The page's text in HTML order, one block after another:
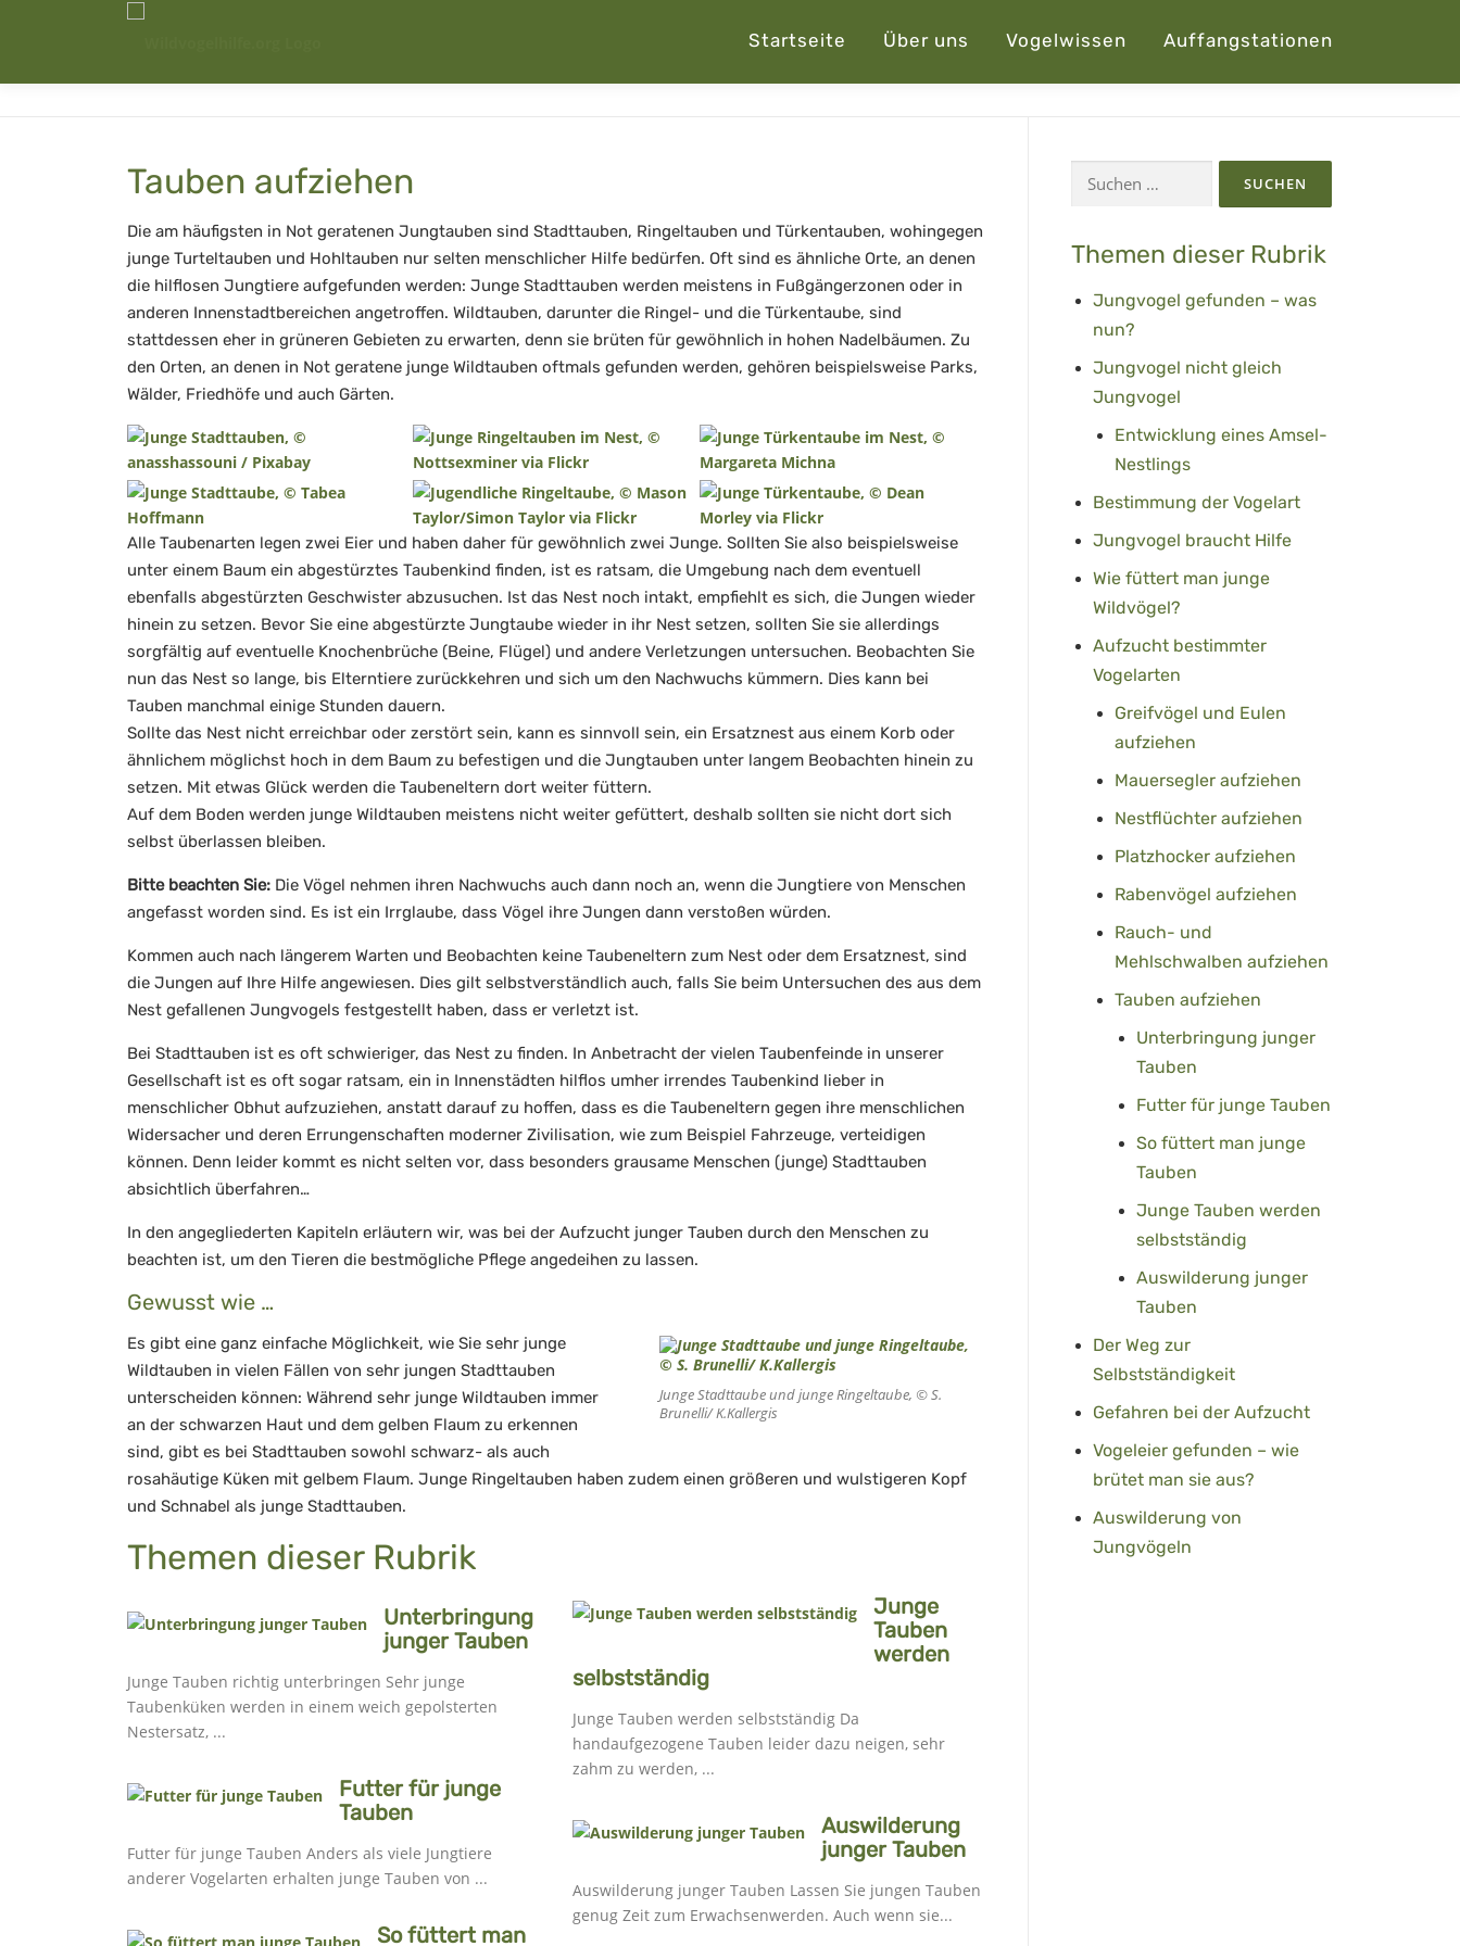
Startseite Über uns Vogelwissen Auffangstationen
Tauben aufziehen
Die am häufigsten in Not geratenen Jungtauben sind Stadttauben, Ringeltauben und Türkentauben, wohingegen
junge Turteltauben und Hohltauben nur selten menschlicher Hilfe bedürfen. Oft sind es ähnliche Orte, an denen
die hilflosen Jungtiere aufgefunden werden: Junge Stadttauben werden meistens in Fußgängerzonen oder in
anderen Innenstadtbereichen angetroffen. Wildtauben, darunter die Ringel- und die Türkentaube, sind
stattdessen eher in grüneren Gebieten zu erwarten, denn sie brüten für gewöhnlich in hohen Nadelbäumen. Zu
den Orten, an denen in Not geratene junge Wildtauben oftmals gefunden werden, gehören beispielsweise Parks,
Wälder, Friedhöfe und auch Gärten.
Alle Taubenarten legen zwei Eier und haben daher für gewöhnlich zwei Junge. Sollten Sie also beispielsweise
unter einem Baum ein abgestürztes Taubenkind finden, ist es ratsam, die Umgebung nach dem eventuell
ebenfalls abgestürzten Geschwister abzusuchen. Ist das Nest noch intakt, empfiehlt es sich, die Jungen wieder
hinein zu setzen. Bevor Sie eine abgestürzte Jungtaube wieder in ihr Nest setzen, sollten Sie sie allerdings
sorgfältig auf eventuelle Knochenbrüche (Beine, Flügel) und andere Verletzungen untersuchen. Beobachten Sie
nun das Nest so lange, bis Elterntiere zurückkehren und sich um den Nachwuchs kümmern. Dies kann bei
Tauben manchmal einige Stunden dauern.
Sollte das Nest nicht erreichbar oder zerstört sein, kann es sinnvoll sein, ein Ersatznest aus einem Korb oder
ähnlichem möglichst hoch in dem Baum zu befestigen und die Jungtauben unter langem Beobachten hinein zu
setzen. Mit etwas Glück werden die Taubeneltern dort weiter füttern.
Auf dem Boden werden junge Wildtauben meistens nicht weiter gefüttert, deshalb sollten sie nicht dort sich
selbst überlassen bleiben.
Bitte beachten Sie: Die Vögel nehmen ihren Nachwuchs auch dann noch an, wenn die Jungtiere von Menschen
angefasst worden sind. Es ist ein Irrglaube, dass Vögel ihre Jungen dann verstoßen würden.
Kommen auch nach längerem Warten und Beobachten keine Taubeneltern zum Nest oder dem Ersatznest, sind
die Jungen auf Ihre Hilfe angewiesen. Dies gilt selbstverständlich auch, falls Sie beim Untersuchen des aus dem
Nest gefallenen Jungvogels festgestellt haben, dass er verletzt ist.
Bei Stadttauben ist es oft schwieriger, das Nest zu finden. In Anbetracht der vielen Taubenfeinde in unserer
Gesellschaft ist es oft sogar ratsam, ein in Innenstädten hilflos umher irrendes Taubenkind lieber in
menschlicher Obhut aufzuziehen, anstatt darauf zu hoffen, dass es die Taubeneltern gegen ihre menschlichen
Widersacher und deren Errungenschaften moderner Zivilisation, wie zum Beispiel Fahrzeuge, verteidigen
können. Denn leider kommt es nicht selten vor, dass besonders grausame Menschen (junge) Stadttauben
absichtlich überfahren…
In den angegliederten Kapiteln erläutern wir, was bei der Aufzucht junger Tauben durch den Menschen zu
beachten ist, um den Tieren die bestmögliche Pflege angedeihen zu lassen.
Gewusst wie …
Junge Stadttaube und junge Ringeltaube, © S.
Brunelli/ K.Kallergis
Es gibt eine ganz einfache Möglichkeit, wie Sie sehr junge
Wildtauben in vielen Fällen von sehr jungen Stadttauben
unterscheiden können: Während sehr junge Wildtauben immer
an der schwarzen Haut und dem gelben Flaum zu erkennen
sind, gibt es bei Stadttauben sowohl schwarz- als auch
rosahäutige Küken mit gelbem Flaum. Junge Ringeltauben haben zudem einen größeren und wulstigeren Kopf
und Schnabel als junge Stadttauben.
Themen dieser Rubrik
Unterbringung
junger Tauben
Junge Tauben richtig unterbringen Sehr junge
Taubenküken werden in einem weich gepolsterten
Nestersatz, ...
Futter für junge
Tauben
Futter für junge Tauben Anders als viele Jungtiere
anderer Vogelarten erhalten junge Tauben von ...
So füttert man
Junge
Tauben
werden
selbstständig
Junge Tauben werden selbstständig Da
handaufgezogene Tauben leider dazu neigen, sehr
zahm zu werden, ...
Auswilderung
junger Tauben
Auswilderung junger Tauben Lassen Sie jungen Tauben
genug Zeit zum Erwachsenwerden. Auch wenn sie...
nach:
Themen dieser Rubrik
Jungvogel gefunden – was
nun?
Jungvogel nicht gleich
Jungvogel
Entwicklung eines Amsel-
Nestlings
Bestimmung der Vogelart
Jungvogel braucht Hilfe
Wie füttert man junge
Wildvögel?
Aufzucht bestimmter
Vogelarten
Greifvögel und Eulen
aufziehen
Mauersegler aufziehen
Nestflüchter aufziehen
Platzhocker aufziehen
Rabenvögel aufziehen
Rauch- und
Mehlschwalben aufziehen
Tauben aufziehen
Unterbringung junger
Tauben
Futter für junge Tauben
So füttert man junge
Tauben
Junge Tauben werden
selbstständig
Auswilderung junger
Tauben
Der Weg zur
Selbstständigkeit
Gefahren bei der Aufzucht
Vogeleier gefunden – wie
brütet man sie aus?
Auswilderung von
Jungvögeln